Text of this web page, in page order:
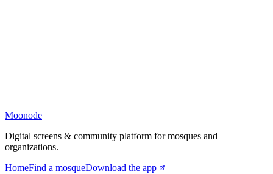
Moonode
Digital screens & community platform for mosques and
organizations.
HomeFind a mosqueDownload the app